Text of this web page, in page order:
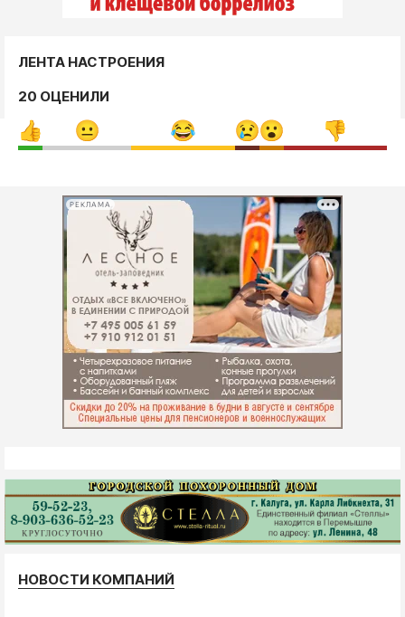
ЛЕНТА НАСТРОЕНИЯ
20 ОЦЕНИЛИ
РЕКЛАМА
НОВОСТИ КОМПАНИЙ